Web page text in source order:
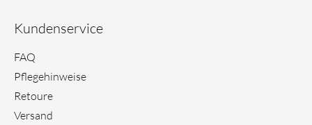
Kundenservice
FAQ
Pflegehinweise
Retoure
Versand